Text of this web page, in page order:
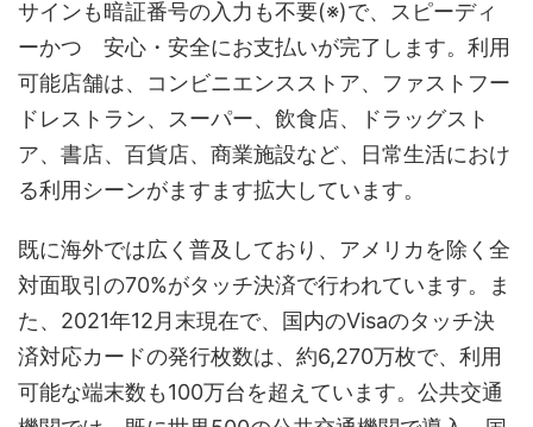
サインも暗証番号の入力も不要(※)で、スピーディ
ーかつ 安心・安全にお支払いが完了します。利用
可能店舗は、コンビニエンスストア、ファストフー
ドレストラン、スーパー、飲食店、ドラッグスト
ア、書店、百貨店、商業施設など、日常生活におけ
る利用シーンがますます拡大しています。
既に海外では広く普及しており、アメリカを除く全
対面取引の70%がタッチ決済で行われています。ま
た、2021年12月末現在で、国内のVisaのタッチ決
済対応カードの発行枚数は、約6,270万枚で、利用
可能な端末数も100万台を超えています。公共交通